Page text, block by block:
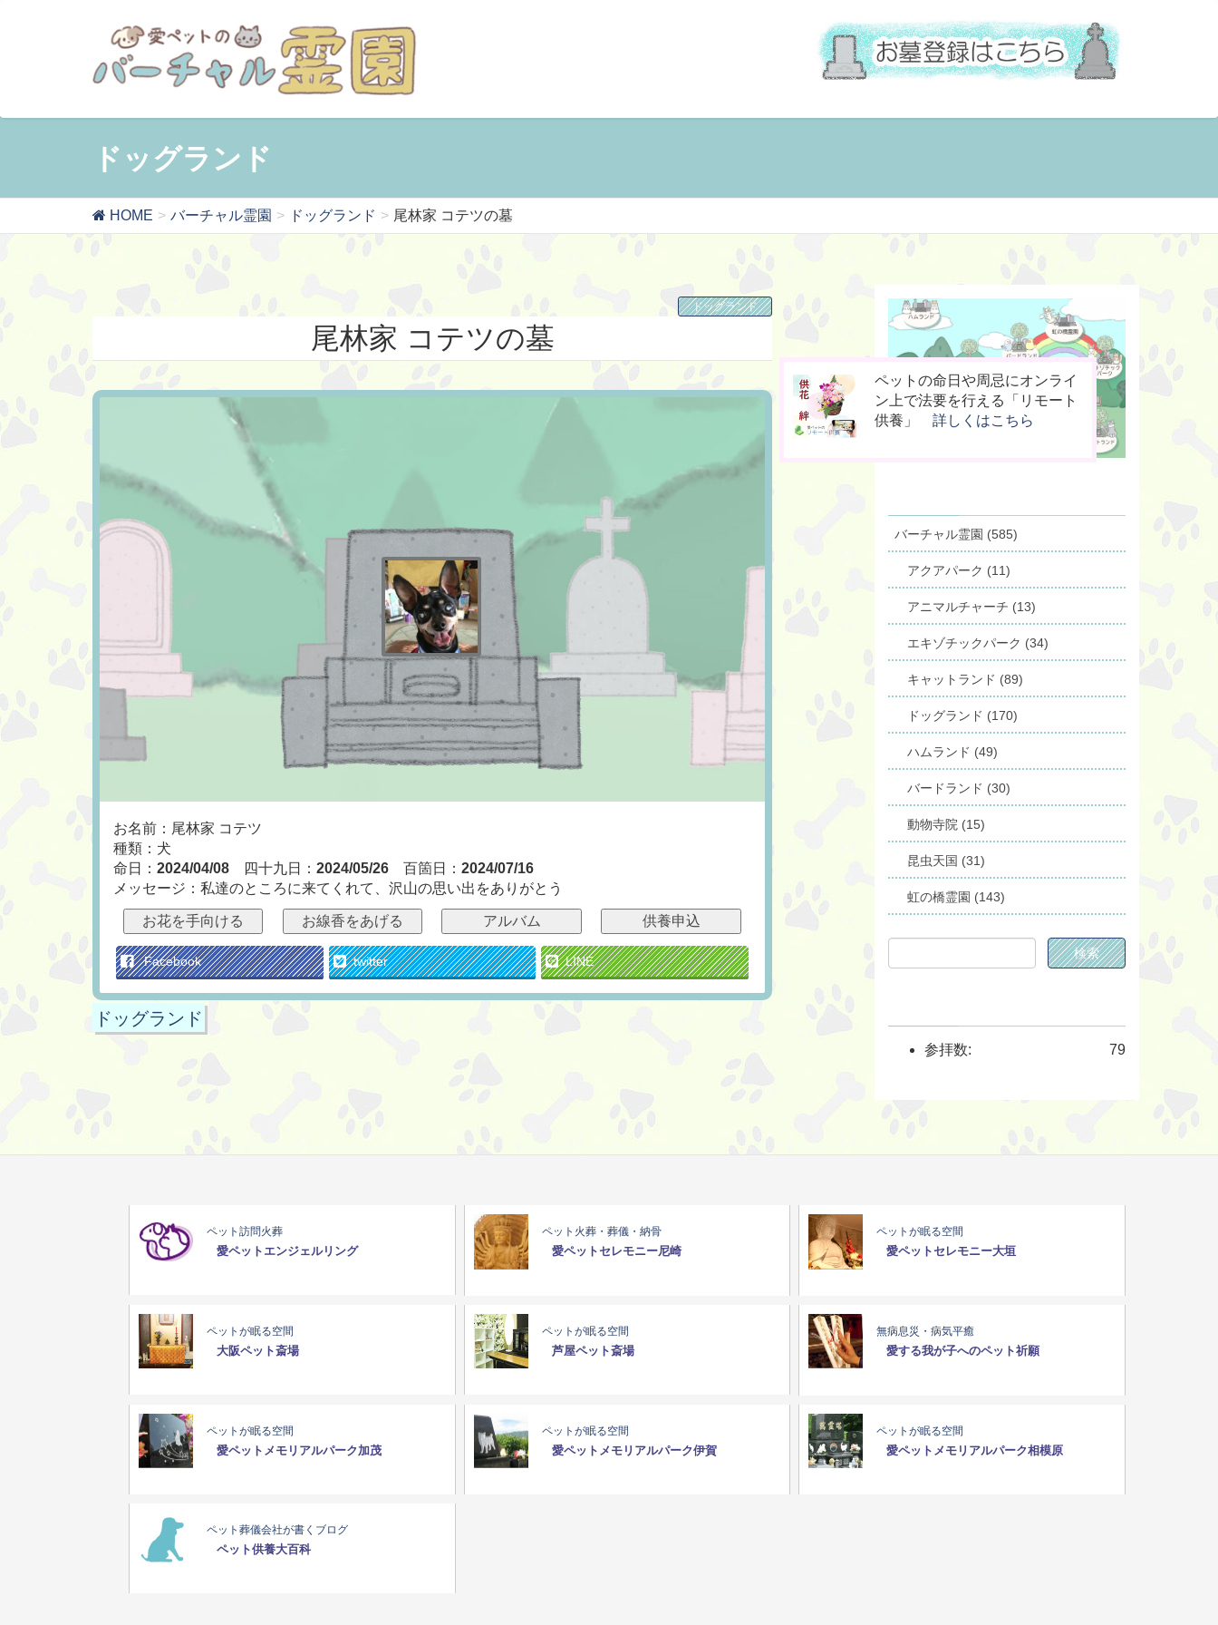
今までなかった！小動物専用の
桐のお骨入れ「タイムBOX
桐」
詳しくはこちら
お骨壷をコンパクト化！お手元
供養の新しいカタチ「やすら木
の箱」 詳しくはこちら
ペットの命日や周忌にオンライ
ン上で法要を行える「リモート
供養」 詳しくはこちら
ドッグランド
HOME バーチャル霊園 ドッグランド 尾林家 コテツの墓
ドッグランド
尾林家 コテツの墓
お名前：尾林家 コテツ
種類：犬
命日： 2024/04/08 四十九日： 2024/05/26 百箇日： 2024/07/16
メッセージ：私達のところに来てくれて、沢山の思い出をありがとう
お花を手向ける お線香をあげる アルバム 供養申込
Facebook twitter LINE
ドッグランド
バーチャル霊園 (585)
アクアパーク (11)
アニマルチャーチ (13)
エキゾチックパーク (34)
キャットランド (89)
ドッグランド (170)
ハムランド (49)
バードランド (30)
動物寺院 (15)
昆虫天国 (31)
虹の橋霊園 (143)
79
参拝数:
ペット訪問火葬
愛ペットエンジェルリング
ペット火葬・葬儀・納骨
愛ペットセレモニー尼崎
ペットが眠る空間
愛ペットセレモニー大垣
ペットが眠る空間
大阪ペット斎場
ペットが眠る空間
芦屋ペット斎場
無病息災・病気平癒
愛する我が子へのペット祈願
ペットが眠る空間
愛ペットメモリアルパーク加茂
ペットが眠る空間
愛ペットメモリアルパーク伊賀
ペットが眠る空間
愛ペットメモリアルパーク相模原
ペット葬儀会社が書くブログ
ペット供養大百科